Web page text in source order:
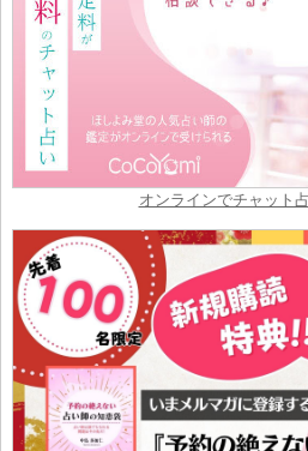
オンラインでチャット